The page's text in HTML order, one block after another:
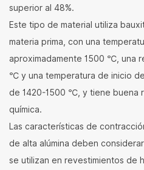
superior al 48%.
Este tipo de material utiliza
materia prima, con una
aproximadamente 1500 ℃, una
℃ y una temperatura de inicio
de 1420-1500 ℃, y tiene buena
química.
Las características de
de alta alúmina deben
se utilizan en revestimientos de